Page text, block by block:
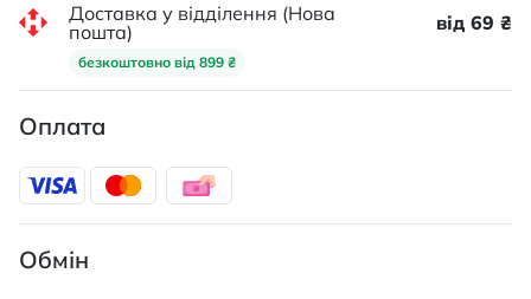
Доставка у відділення (Нова
пошта)
безкоштовно від 899 ₴
від 69 ₴
Оплата
Обмін